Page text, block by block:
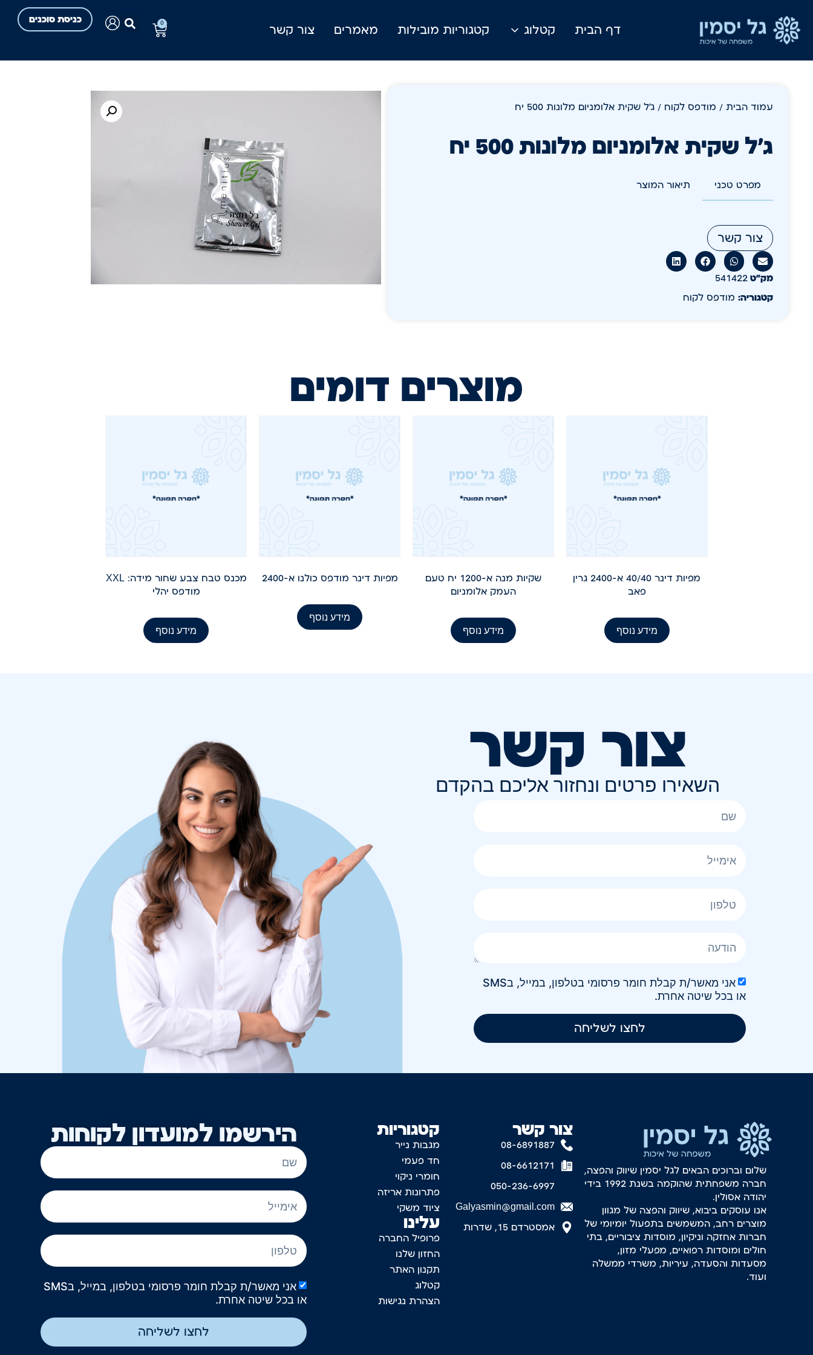
דף הבית קטלוג קטגוריות מובילות מאמרים צור קשר
כניסת סוכנים 0
עמוד הבית / מודפס לקוח / ג'ל שקית אלומניום מלונות 500 יח
ג'ל שקית אלומניום מלונות 500 יח
מפרט טכני תיאור המוצר
צור קשר
מק״ט 541422
קטגוריה: מודפס לקוח
מוצרים דומים
מפיות דינר 40/40 א-2400 גרין
פאב
מידע נוסף
שקיות מנה א-1200 יח טעם
העמק אלומניום
מידע נוסף
מפיות דינר מודפס כולנו א-2400
מידע נוסף
מכנס טבח צבע שחור מידה: XXL
מודפס יהלי
מידע נוסף
צור קשר
השאירו פרטים ונחזור אליכם בהקדם
אני מאשר/ת קבלת חומר פרסומי בטלפון, במייל, בSMS
או בכל שיטה אחרת.
לחצו לשליחה
הירשמו למועדון לקוחות
אני מאשר/ת קבלת חומר פרסומי בטלפון, במייל, בSMS
או בכל שיטה אחרת.
לחצו לשליחה
קטגוריות
מגבות נייר
חד פעמי
חומרי ניקוי
פתרונות אריזה
ציוד משקי
עלינו
פרופיל החברה
החזון שלנו
תקנון האתר
קטלוג
הצהרת נגישות
צור קשר
08-6891887
08-6612171
050-236-6997
Galyasmin@gmail.com
אמסטרדם 15, שדרות
שלום וברוכים הבאים לגל יסמין שיווק והפצה,
חברה משפחתית שהוקמה בשנת 1992 בידי
יהודה אסולין.
אנו עוסקים ביבוא, שיווק והפצה של מגוון
מוצרים רחב, המשמשים בתפעול יומיומי של
חברות אחזקה וניקיון, מוסדות ציבוריים, בתי
חולים ומוסדות רפואיים, מפעלי מזון,
מסעדות והסעדה, עיריות, משרדי ממשלה
ועוד.